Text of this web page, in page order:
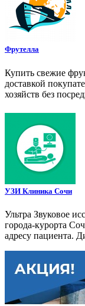
Фрутелла
Купить свежие
доставкой
хозяйств без
УЗИ Клиника Сочи
Ультра Звуковое
города-курорта
адресу пациента.